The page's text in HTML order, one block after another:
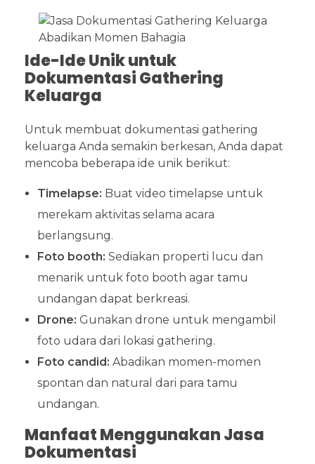
Ide-Ide Unik untuk
Dokumentasi Gathering
Keluarga
Untuk membuat dokumentasi gathering
keluarga Anda semakin berkesan, Anda dapat
mencoba beberapa ide unik berikut:
Timelapse: Buat video timelapse untuk
merekam aktivitas selama acara
berlangsung.
Foto booth: Sediakan properti lucu dan
menarik untuk foto booth agar tamu
undangan dapat berkreasi.
Drone: Gunakan drone untuk mengambil
foto udara dari lokasi gathering.
Foto candid: Abadikan momen-momen
spontan dan natural dari para tamu
undangan.
Manfaat Menggunakan Jasa
Dokumentasi